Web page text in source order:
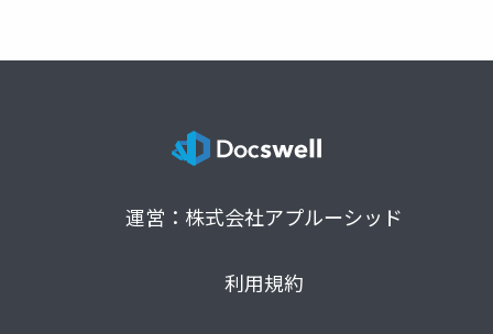
運営：株式会社アプルーシッド
利用規約